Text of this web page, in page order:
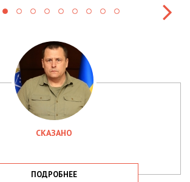
СКАЗАНО
ПОДРОБНЕЕ